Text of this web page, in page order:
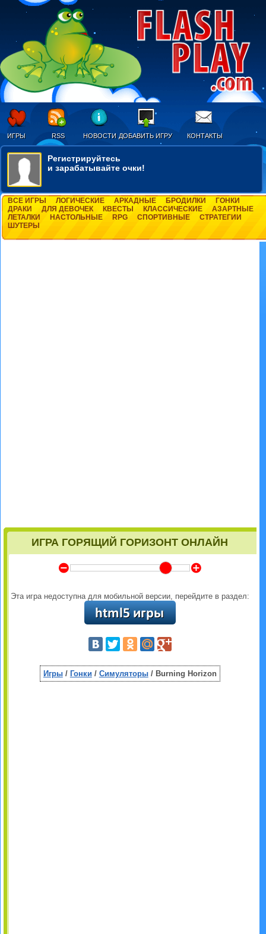
ИГРЫ RSS НОВОСТИ ДОБАВИТЬ ИГРУ КОНТАКТЫ
Регистрируйтесь
и зарабатывайте очки!
ВСЕ ИГРЫ ЛОГИЧЕСКИЕ АРКАДНЫЕ БРОДИЛКИ
ГОНКИ
ДРАКИ
ДЛЯ ДЕВОЧЕК КВЕСТЫ КЛАССИЧЕСКИЕ
АЗАРТНЫЕ
ЛЕТАЛКИ
НАСТОЛЬНЫЕ RPG СПОРТИВНЫЕ
СТРАТЕГИИ
ШУТЕРЫ
ИГРА ГОРЯЩИЙ ГОРИЗОНТ ОНЛАЙН
Y Z
Эта игра недоступна для мобильной версии, перейдите в раздел:
Игры/ Гонки / Симуляторы/ Burning Horizon